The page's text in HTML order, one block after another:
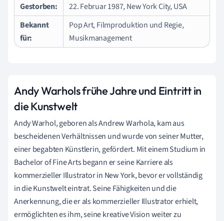
Gestorben:
22. Februar 1987, New York City, USA
Bekannt
für:
Pop Art, Filmproduktion und Regie,
Musikmanagement
Andy Warhols frühe Jahre und Eintritt in
die Kunstwelt
Andy Warhol, geboren als Andrew Warhola, kam aus
bescheidenen Verhältnissen und wurde von seiner Mutter,
einer begabten Künstlerin, gefördert. Mit einem Studium in
Bachelor of Fine Arts begann er seine Karriere als
kommerzieller Illustrator in New York, bevor er vollständig
in die Kunstwelt eintrat. Seine Fähigkeiten und die
Anerkennung, die er als kommerzieller Illustrator erhielt,
ermöglichten es ihm, seine kreative Vision weiter zu